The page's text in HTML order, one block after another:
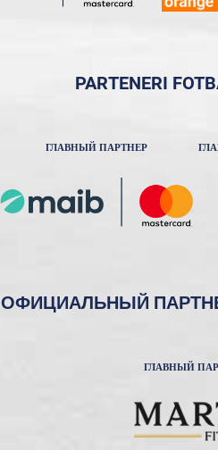
PARTENERI
ГЛАВНЫЙ ПАРТНЕР
ОФИЦИАЛЬНЫЙ
ГЛАВНЫЙ